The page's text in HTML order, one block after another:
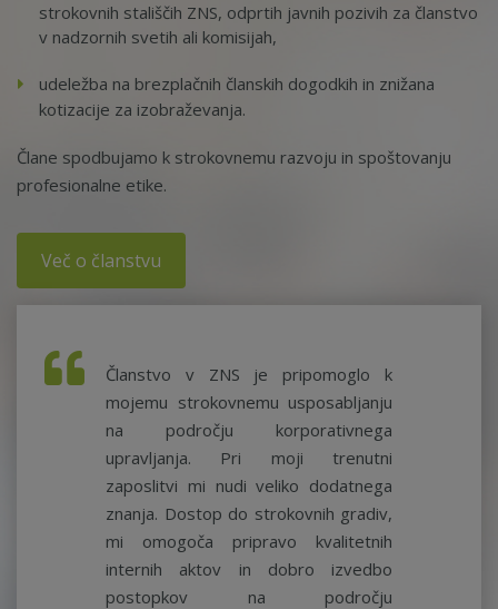
strokovnih stališčih ZNS, odprtih javnih pozivih za članstvo
v nadzornih svetih ali komisijah,
udeležba na brezplačnih članskih dogodkih in znižana
kotizacije za izobraževanja.
Člane spodbujamo k strokovnemu razvoju in spoštovanju
profesionalne etike.
Več o članstvu
Članstvo v ZNS je pripomoglo k
mojemu strokovnemu usposabljanju
na področju korporativnega
upravljanja. Pri moji trenutni
zaposlitvi mi nudi veliko dodatnega
znanja. Dostop do strokovnih gradiv,
mi omogoča pripravo kvalitetnih
internih aktov in dobro izvedbo
postopkov na področju